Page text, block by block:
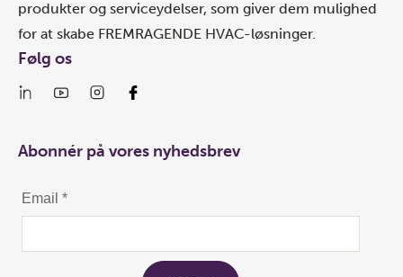
produkter og serviceydelser, som giver dem mulighed
for at skabe FREMRAGENDE HVAC-løsninger.
Følg os
Abonnér på vores nyhedsbrev